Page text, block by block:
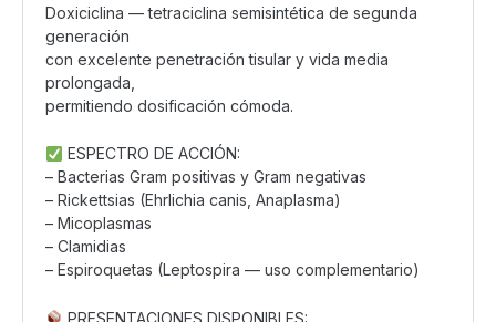
Doxiciclina — tetraciclina semisintética de segunda
generación
con excelente penetración tisular y vida media
prolongada,
permitiendo dosificación cómoda.
ESPECTRO DE ACCIÓN:
– Bacterias Gram positivas y Gram negativas
– Rickettsias (Ehrlichia canis, Anaplasma)
– Micoplasmas
– Clamidias
– Espiroquetas (Leptospira — uso complementario)
PRESENTACIONES DISPONIBLES: